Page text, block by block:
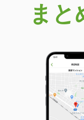
まと